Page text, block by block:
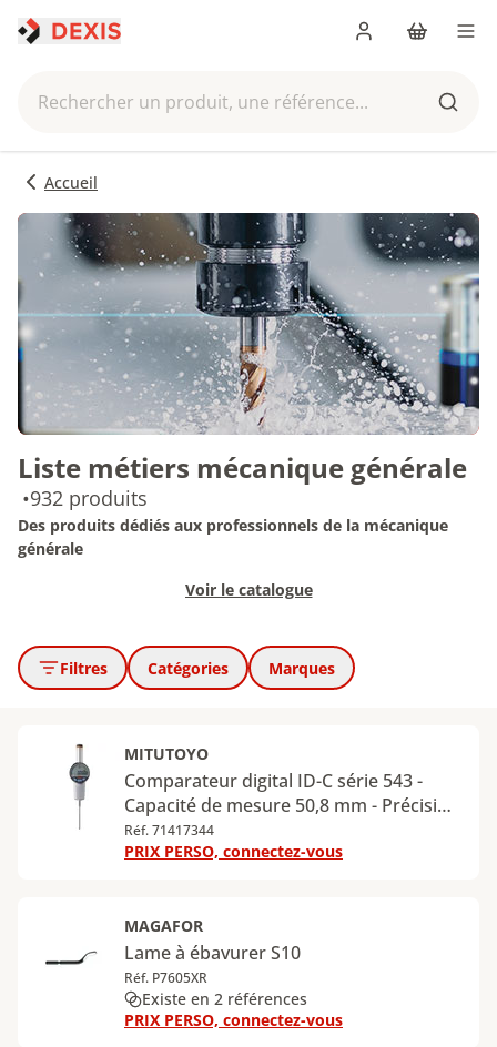
Rechercher un produit, une référence...
Panier
Accueil
Liste métiers mécanique générale
•932 produits
Des produits dédiés aux professionnels de la mécanique
générale
Voir le catalogue
Filtres Catégories Marques
MITUTOYO
Comparateur digital ID-C série 543 -
Capacité de mesure 50,8 mm - Précision
: 0,005 mm - Résolution : 0.001 mm -
Dos plat
Réf. 71417344
PRIX PERSO, connectez-vous
MAGAFOR
Lame à ébavurer S10
Réf. P7605XR
Existe en 2 références
PRIX PERSO, connectez-vous